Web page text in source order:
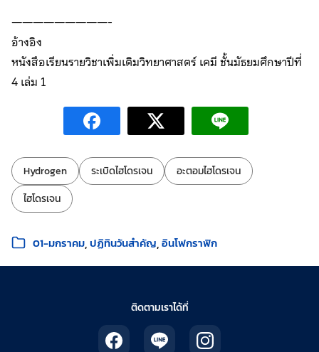
—————————-
อ้างอิง
หนังสือเรียนรายวิชาเพิ่มเติมวิทยาศาสตร์ เคมี ชั้นมัธยมศึกษาปีที่
4 เล่ม 1
ป้ายกำกับ:
Hydrogen ระเบิดไฮโดรเจน
อะตอมไฮโดรเจน
ไฮโดรเจน
หมวดหมู่:
01-มกราคม ปฏิทินวันสำคัญ อินโฟกราฟิก
ติดตามเราได้ที่